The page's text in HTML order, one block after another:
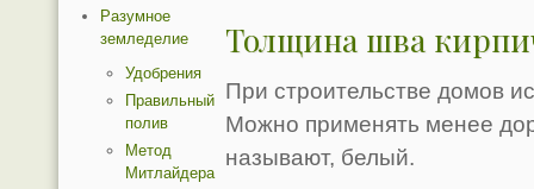
Толщина шва
При строительстве домов
Можно применять менее
называют, белый.
Разумное
земледелие
Удобрения
Правильный
полив
Метод
Митлайдера